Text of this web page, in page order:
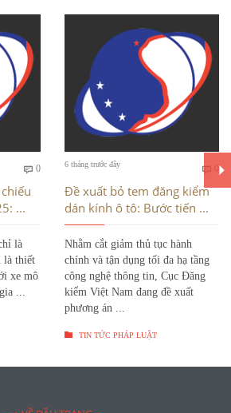
 0Bình
...
là
là thiết
xe mô
...
6 tháng trước đây

Đề xuất bỏ tem đăng kiểm
dán kính ô tô: Bước tiến ...
Nhằm cắt giảm thủ tục hành
chính và tận dụng tối đa hạ tầng
công nghệ thông tin, Cục Đăng
kiểm Việt Nam đang đề xuất
phương án ...
 TIN TỨC PHÁP LUẬT